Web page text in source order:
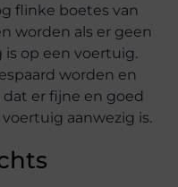
flinke boetes van
worden als er geen
is op een voertuig.
worden en
er fijne en goed
aanwezig is.